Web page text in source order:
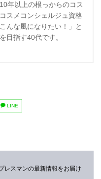
年以上の根っからのコス
スメコンシェルジュ資格
んな風になりたい！」と
目指す40代です。
LINE